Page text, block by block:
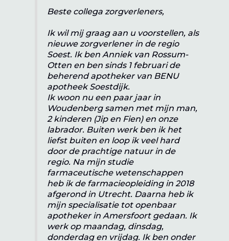
Beste collega zorgverleners,
Ik wil mij graag aan u voorstellen, als
nieuwe zorgverlener in de regio
Soest. Ik ben Anniek van Rossum-
Otten en ben sinds 1 februari de
beherend apotheker van BENU
apotheek Soestdijk.
Ik woon nu een paar jaar in
Woudenberg samen met mijn man,
2 kinderen (Jip en Fien) en onze
labrador. Buiten werk ben ik het
liefst buiten en loop ik veel hard
door de prachtige natuur in de
regio. Na mijn studie
farmaceutische wetenschappen
heb ik de farmacieopleiding in 2018
afgerond in Utrecht. Daarna heb ik
mijn specialisatie tot openbaar
apotheker in Amersfoort gedaan. Ik
werk op maandag, dinsdag,
donderdag en vrijdag. Ik ben onder